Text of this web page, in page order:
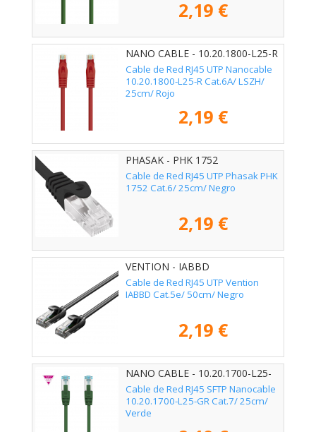
2,19 €
NANO CABLE - 10.20.1800-L25-R
Cable de Red RJ45 UTP Nanocable
10.20.1800-L25-R Cat.6A/ LSZH/
25cm/ Rojo
2,19 €
PHASAK - PHK 1752
Cable de Red RJ45 UTP Phasak PHK
1752 Cat.6/ 25cm/ Negro
2,19 €
VENTION - IABBD
Cable de Red RJ45 UTP Vention
IABBD Cat.5e/ 50cm/ Negro
2,19 €
NANO CABLE - 10.20.1700-L25-
GR
Cable de Red RJ45 SFTP Nanocable
10.20.1700-L25-GR Cat.7/ 25cm/
Verde